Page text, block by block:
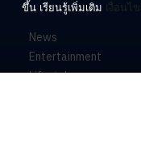
News
Entertainment
Lifestyle
ขึ้น เรียนรู้เพิ่มเติม เงื่อนไ